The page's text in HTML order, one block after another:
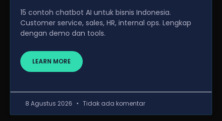
15 contoh chatbot AI untuk bisnis Indonesia.
Customer service, sales, HR, internal ops. Lengkap
dengan demo dan tools.
LEARN MORE
8 Agustus 2026 Tidak ada komentar